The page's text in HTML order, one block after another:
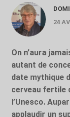
24
On n’aura
autant de
date mythique
cerveau fertile
l’Unesco.
applaudir un